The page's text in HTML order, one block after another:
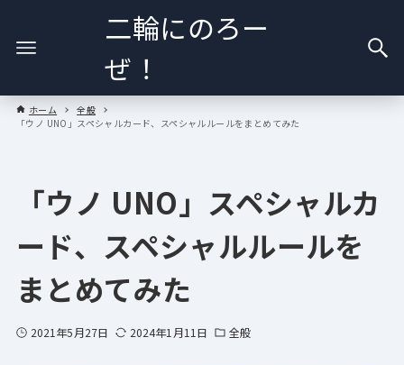
二輪にのろー
ぜ！
ホーム
全般
「ウノ UNO」スペシャルカード、スペシャルルールをまとめてみた
「ウノ UNO」スペシャルカ
ード、スペシャルルールを
まとめてみた
2021年5月27日 2024年1月11日 全般